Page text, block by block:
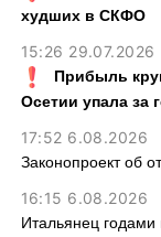
худших в СКФО
15:26 29.07.2026
Прибыль
Осетии упала за
17:52 6.08.2026
Законопроект об
16:15 6.08.2026
Итальянец годами